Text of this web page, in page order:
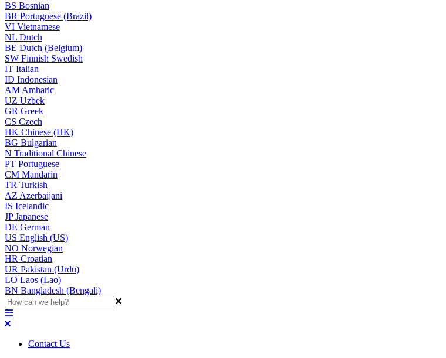
BS Bosnian
BR Portuguese (Brazil)
VI Vietnamese
NL Dutch
BE Dutch (Belgium)
SW Finnish Swedish
IT Italian
ID Indonesian
AM Amharic
UZ Uzbek
GR Greek
CS Czech
HK Chinese (HK)
BG Bulgarian
N Traditional Chinese
PT Portuguese
CM Mandarin
TR Turkish
AZ Azerbaijani
IS Icelandic
JPJapanese
DE German
US English (US)
NO Norwegian
HR Croatian
UR Pakistan (Urdu)
LO Laos (Lao)
BN Bangladesh (Bengali)
Contact Us